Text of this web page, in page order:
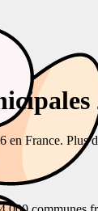
France.